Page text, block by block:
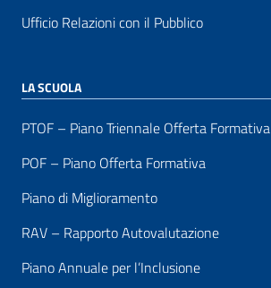
Ufficio Relazioni con il Pubblico
LA SCUOLA
PTOF – Piano Triennale Offerta Formativa
POF – Piano Offerta Formativa
Piano di Miglioramento
RAV – Rapporto Autovalutazione
Piano Annuale per l’Inclusione